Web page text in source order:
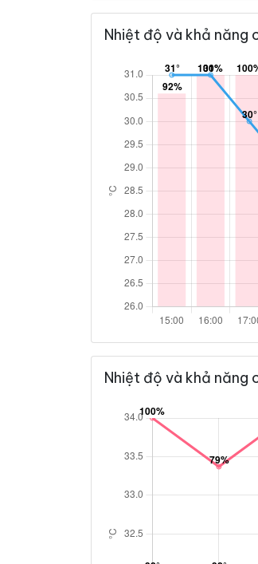
Nhiệt độ và khả năng
Nhiệt độ và khả năng